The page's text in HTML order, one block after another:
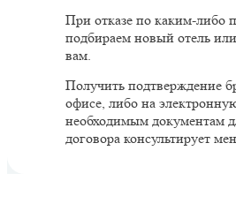
При отказе по каким-либо
подбираем новый отель
вам.
Получить подтверждение
офисе, либо на
необходимым документам
договора консультирует